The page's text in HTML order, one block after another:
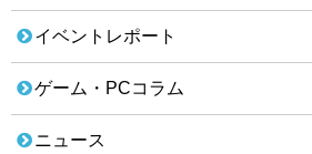
イベントレポート
ゲーム・PCコラム
ニュース